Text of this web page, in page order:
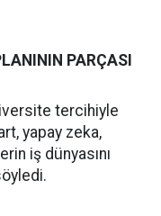
PARÇASI
tercihiyle
yapay zeka,
iş dünyasını